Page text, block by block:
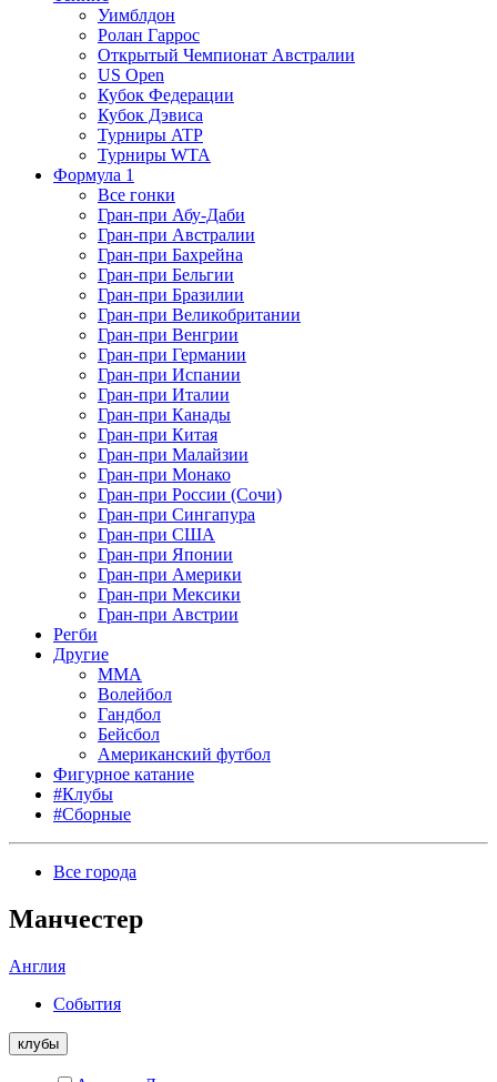
Уимблдон
Ролан Гаррос
Открытый Чемпионат Австралии
US Open
Кубок Федерации
Кубок Дэвиса
Турниры ATP
Турниры WTA
Формула 1
Все гонки
Гран-при Абу-Даби
Гран-при Австралии
Гран-при Бахрейна
Гран-при Бельгии
Гран-при Бразилии
Гран-при Великобритании
Гран-при Венгрии
Гран-при Германии
Гран-при Испании
Гран-при Италии
Гран-при Канады
Гран-при Китая
Гран-при Малайзии
Гран-при Монако
Гран-при России (Сочи)
Гран-при Сингапура
Гран-при США
Гран-при Японии
Гран-при Америки
Гран-при Мексики
Гран-при Австрии
Регби
Другие
MMA
Волейбол
Гандбол
Бейсбол
Американский футбол
Фигурное катание
#Клубы
#Сборные
Все города
Манчестер
Англия
События
клубы